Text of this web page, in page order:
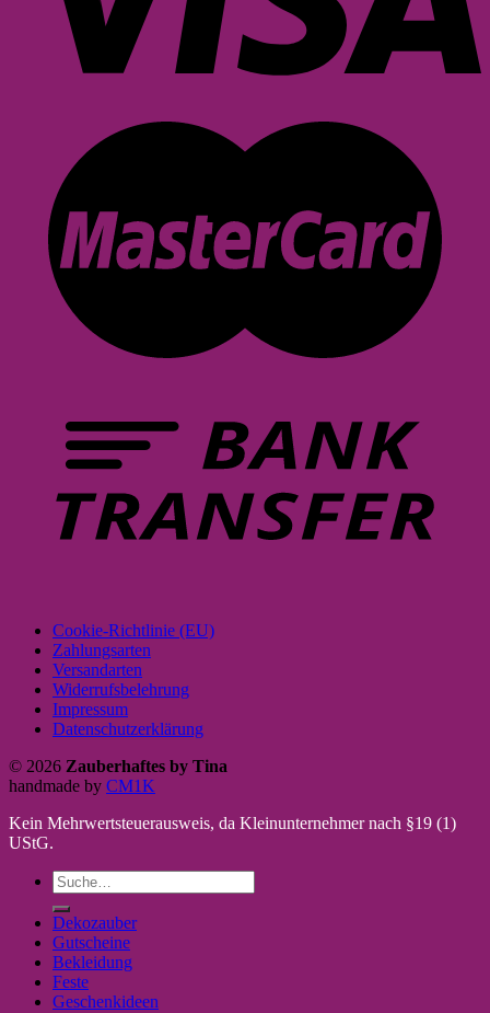
Cookie-Richtlinie (EU)
Zahlungsarten
Versandarten
Widerrufsbelehrung
Impressum
Datenschutzerklärung
© 2026 Zauberhaftes by Tina
handmade by CM1K
Kein Mehrwertsteuerausweis, da Kleinunternehmer nach §19 (1)
UStG.
Suche
nach:
Dekozauber
Gutscheine
Bekleidung
Feste
Geschenkideen